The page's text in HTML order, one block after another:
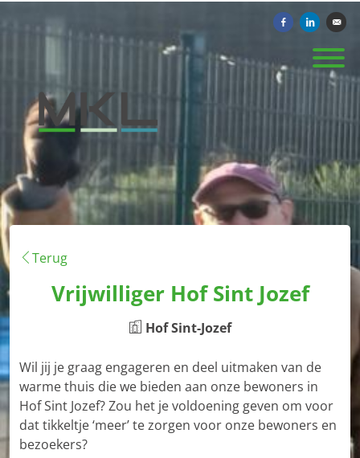
Delen op Facebook
Delen op
Terug
Vrijwilliger Hof Sint Jozef
Hof Sint-Jozef
Wil jij je graag engageren en deel uitmaken van de
warme thuis die we bieden aan onze bewoners in
Hof Sint Jozef? Zou het je voldoening geven om voor
dat tikkeltje ‘meer’ te zorgen voor onze bewoners en
bezoekers?